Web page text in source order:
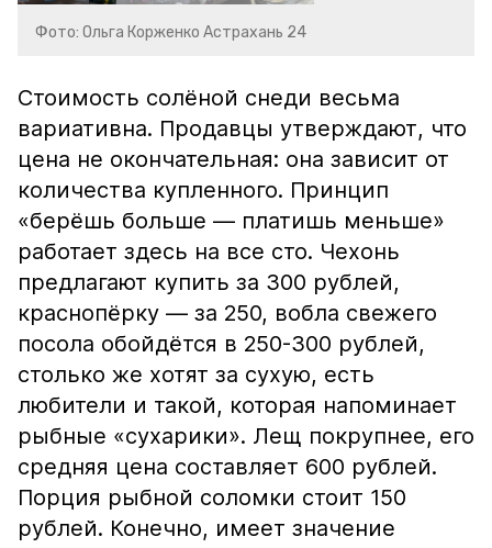
Фото: Ольга Корженко Астрахань 24
Стоимость солёной снеди весьма
вариативна. Продавцы утверждают, что
цена не окончательная: она зависит от
количества купленного. Принцип
«берёшь больше — платишь меньше»
работает здесь на все сто. Чехонь
предлагают купить за 300 рублей,
краснопёрку — за 250, вобла свежего
посола обойдётся в 250-300 рублей,
столько же хотят за сухую, есть
любители и такой, которая напоминает
рыбные «сухарики». Лещ покрупнее, его
средняя цена составляет 600 рублей.
Порция рыбной соломки стоит 150
рублей. Конечно, имеет значение